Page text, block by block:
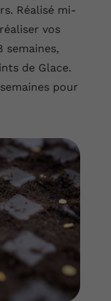
Réalisé mi-
vos
semaines,
de Glace.
pour